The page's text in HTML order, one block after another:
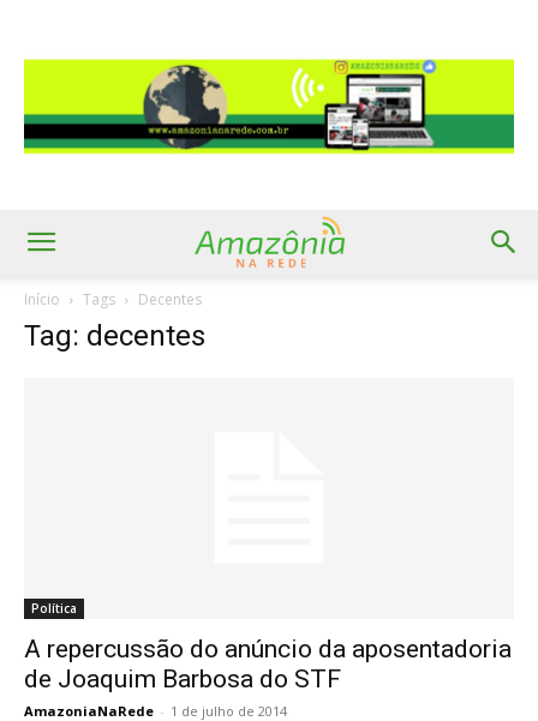
Início Tags Decentes
Tag: decentes
Política
A repercussão do anúncio da aposentadoria
de Joaquim Barbosa do STF
AmazoniaNaRede - 1 de julho de 2014